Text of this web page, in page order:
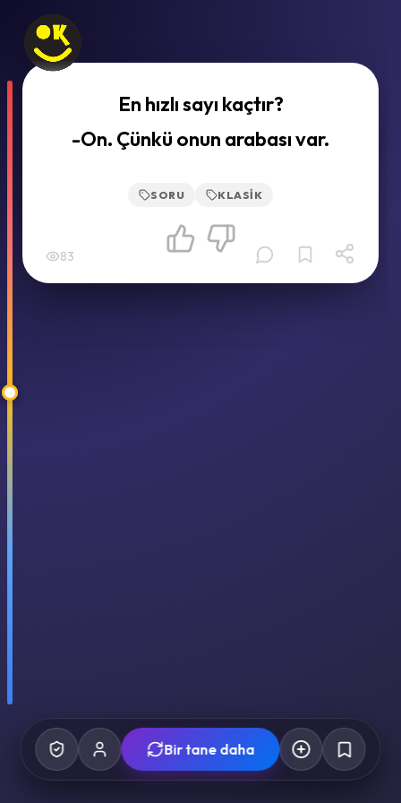
En hızlı sayı kaçtır?
-On. Çünkü onun arabası var.
SORU KLASIK
83
Bir tane daha